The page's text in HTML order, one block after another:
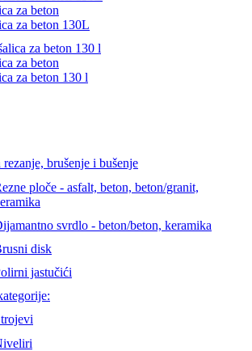
za beton
za beton 130L
za beton
za beton 130 l
brušenje i bušenje
ploče - asfalt, beton, beton/granit,
svrdlo - beton/beton, keramika
disk
jastučići